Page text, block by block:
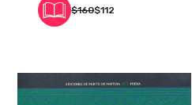
$160$112